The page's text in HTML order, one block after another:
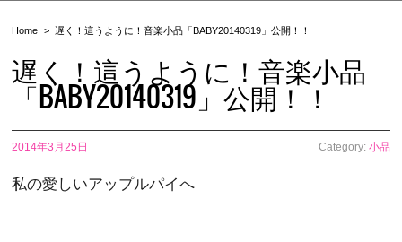
Home 遅く！這うように！音楽小品「BABY20140319」公開！！
遅く！這うように！音楽小品
「BABY20140319」公開！！
2014年3月25日 Category: 小品
私の愛しいアップルパイへ